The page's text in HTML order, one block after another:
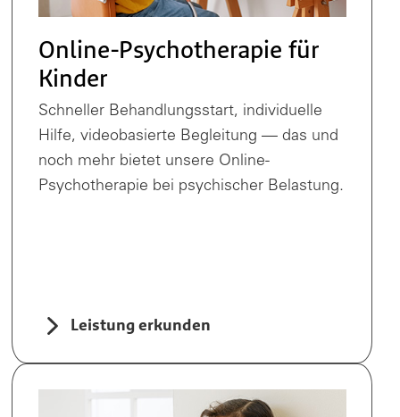
Online-Psychotherapie für
Kinder
Schneller Behandlungsstart, individuelle
Hilfe, videobasierte Begleitung — das und
noch mehr bietet unsere Online-
Psychotherapie bei psychischer Belastung.
Leistung erkunden